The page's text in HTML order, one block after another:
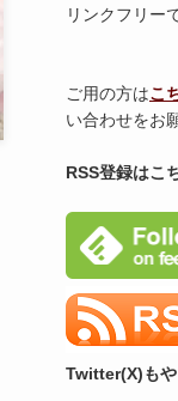
リンクフリー
ご用の方はこ
い合わせをお
RSS登録はこ
Twitter(X)も